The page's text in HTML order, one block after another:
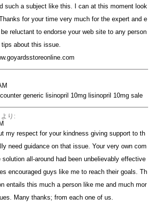
such a subject like this. I can at this moment look
for your time very much for the expert and e
reluctant to endorse your web site to any person
about this issue.
generic lisinopril 10mg lisinopril 10mg sale
より:
my respect for your kindness giving support to th
need guidance on that issue. Your very own com
all-around had been unbelievably effective
encouraged guys like me to reach their goals. Th
entails this much a person like me and much mor
Many thanks; from each one of us.